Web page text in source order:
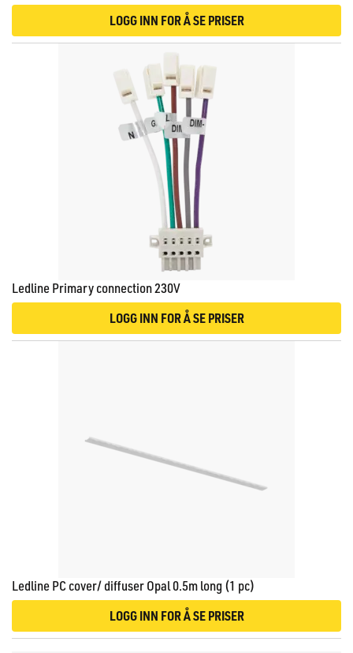
LOGG INN FOR Å SE PRISER
Ledline Primary connection 230V
LOGG INN FOR Å SE PRISER
Ledline PC cover/ diffuser Opal 0.5m long (1 pc)
LOGG INN FOR Å SE PRISER